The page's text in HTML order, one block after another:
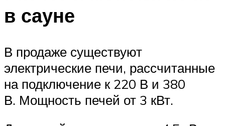
в сауне
В продаже существуют
электрические печи, рассчитанные
на подключение к 220 В и 380
В. Мощность печей от 3 кВт.